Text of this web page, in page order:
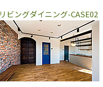
リビングダイニング-CASE02